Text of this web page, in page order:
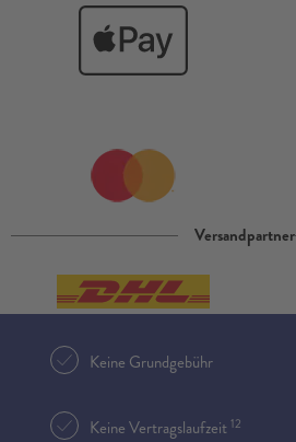
Versandpartner
Keine Grundgebühr
Keine Vertragslaufzeit12